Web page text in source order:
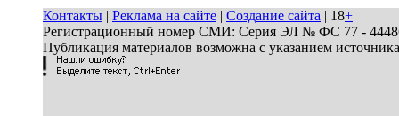
Контакты | Реклама на сайте | Создание сайта | 18+
Регистрационный номер СМИ: Серия ЭЛ № ФС 77 - 44486
Публикация материалов возможна с указанием